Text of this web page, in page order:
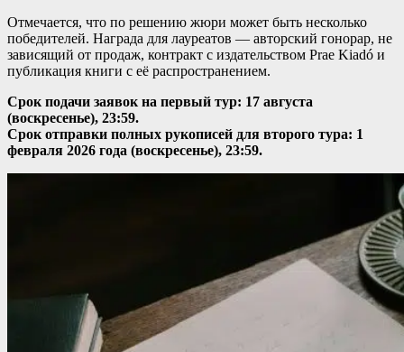
Отмечается, что по решению жюри может быть несколько
победителей. Награда для лауреатов — авторский гонорар, не
зависящий от продаж, контракт с издательством Prae Kiadó и
публикация книги с её распространением.
Срок подачи заявок на первый тур: 17 августа
(воскресенье), 23:59.
Срок отправки полных рукописей для второго тура: 1
февраля 2026 года (воскресенье), 23:59.